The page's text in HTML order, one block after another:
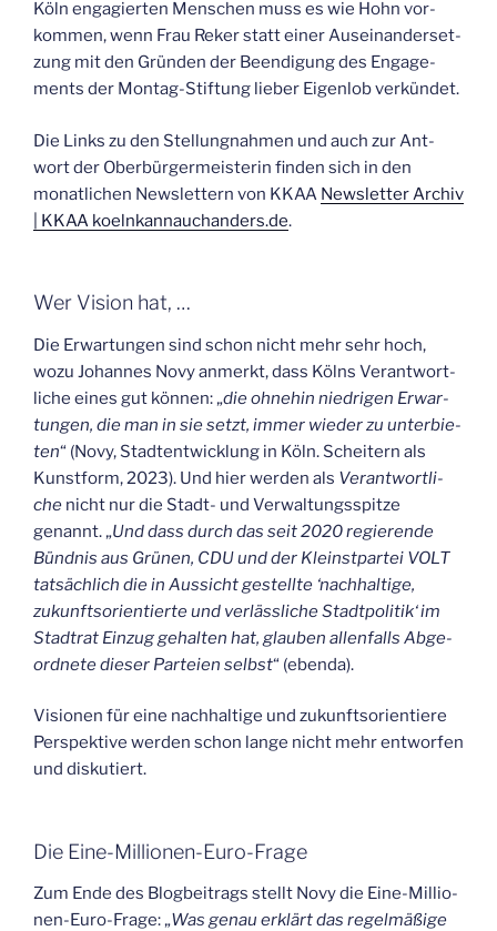
Köln enga­gier­ten Men­schen muss es wie Hohn vor­
kom­men, wenn Frau Reker statt einer Aus­ein­an­der­set­
zung mit den Grün­den der Been­di­gung des Enga­ge­
ments der Mon­tag-Stif­tung lie­ber Eigen­lob verkündet.
Die Links zu den Stel­lung­nah­men und auch zur Ant­
wort der Ober­bür­ger­meis­te­rin fin­den sich in den
monat­li­chen News­let­tern von KKAA News­let­ter Archiv
| KKAA koelnkannauchanders.de.
Wer Visi­on hat, …
Die Erwar­tun­gen sind schon nicht mehr sehr hoch,
wozu Johan­nes Novy anmerkt, dass Kölns Ver­ant­wort­
li­che eines gut kön­nen: „die ohne­hin nied­ri­gen Erwar­
tun­gen, die man in sie setzt, immer wie­der zu unter­bie­
ten“ (Novy, Stadt­ent­wick­lung in Köln. Schei­tern als
Kunst­form, 2023). Und hier wer­den als Ver­ant­wort­li­
che nicht nur die Stadt- und Ver­wal­tungs­spit­ze
genannt. „Und dass durch das seit 2020 regie­ren­de
Bünd­nis aus Grü­nen, CDU und der Kleinst­par­tei VOLT
tat­säch­lich die in Aus­sicht gestell­te ‘nach­hal­ti­ge,
zukunfts­ori­en­tier­te und ver­läss­li­che Stadt­po­li­tik‘ im
Stadt­rat Ein­zug gehal­ten hat, glau­ben allen­falls Abge­
ord­ne­te die­ser Par­tei­en selbst“ (eben­da).
Visio­nen für eine nach­hal­ti­ge und zukunfts­ori­en­tie­re
Per­spek­ti­ve wer­den schon lan­ge nicht mehr ent­wor­fen
und diskutiert.
Die Eine-Mil­lio­nen-Euro-Fra­ge
Zum Ende des Blog­bei­trags stellt Novy die Eine-Mil­lio­
nen-Euro-Fra­ge: „Was genau erklärt das regel­mä­ßi­ge